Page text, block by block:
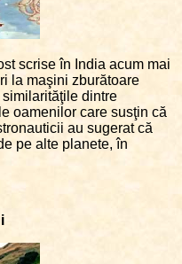
scrise în India acum mai
la maşini zburătoare
dintre
oamenilor care susţin că
au sugerat că
pe alte planete, în